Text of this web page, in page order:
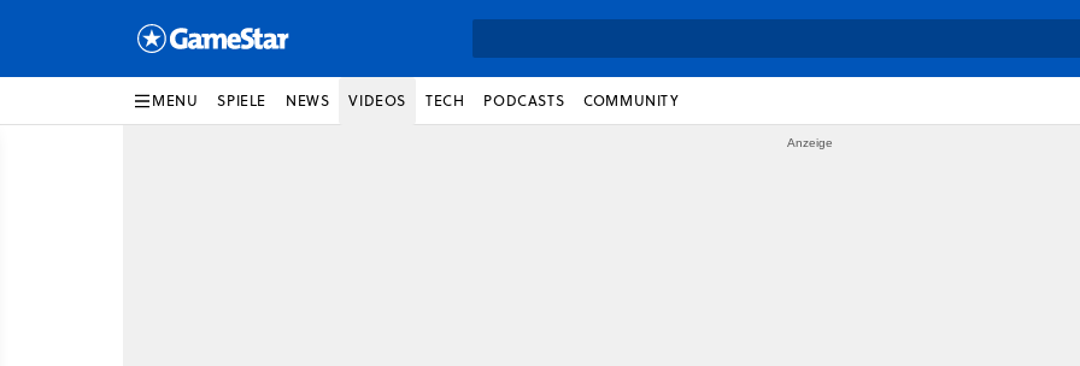
MENU SPIELE NEWS VIDEOS TECH PODCASTS COMMUNITY